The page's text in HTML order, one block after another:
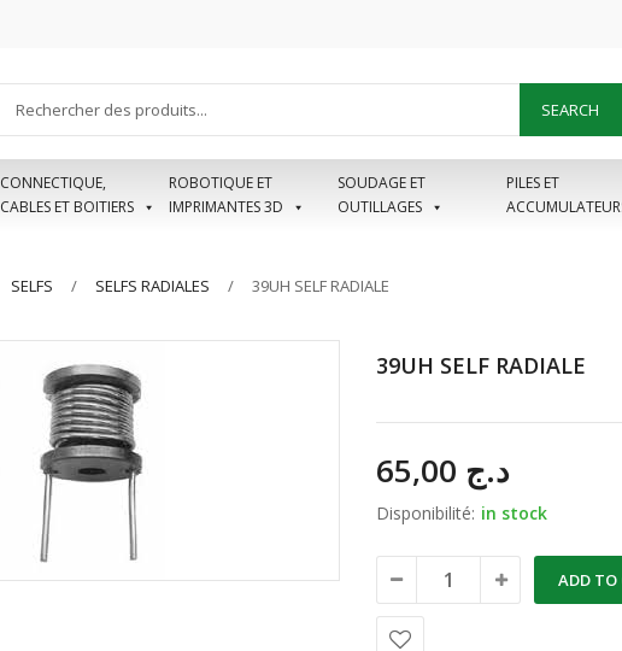
SEARCH
CONNECTIQUE,
CABLES ET BOITIERS
ROBOTIQUE ET
IMPRIMANTES 3D
SOUDAGE ET
OUTILLAGES
PILES ET
SELFS SELFS RADIALES 39UH SELF RADIALE
39UH SELF RADIALE
د.ج
Disponibilité: in stock
ADD TO